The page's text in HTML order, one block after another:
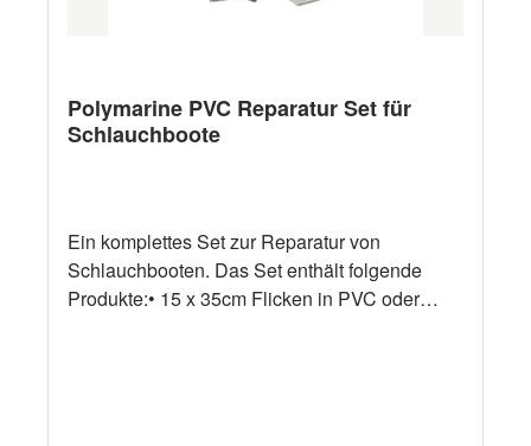
Polymarine PVC Reparatur Set für
Schlauchboote
Ein komplettes Set zur Reparatur von
Schlauchbooten. Das Set enthält folgende
Produkte:• 15 x 35cm Flicken in PVC oder